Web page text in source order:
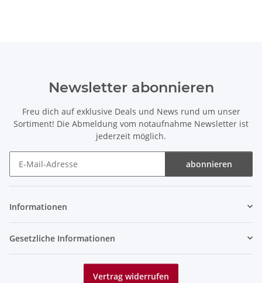
Newsletter abonnieren
Freu dich auf exklusive Deals und News rund um unser
Sortiment! Die Abmeldung vom notaufnahme Newsletter ist
jederzeit möglich.
abonnieren
Informationen
Gesetzliche Informationen
Vertrag widerrufen